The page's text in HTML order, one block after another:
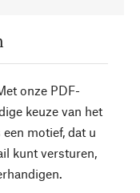
onze PDF-
keuze van het
motief, dat u
kunt versturen,